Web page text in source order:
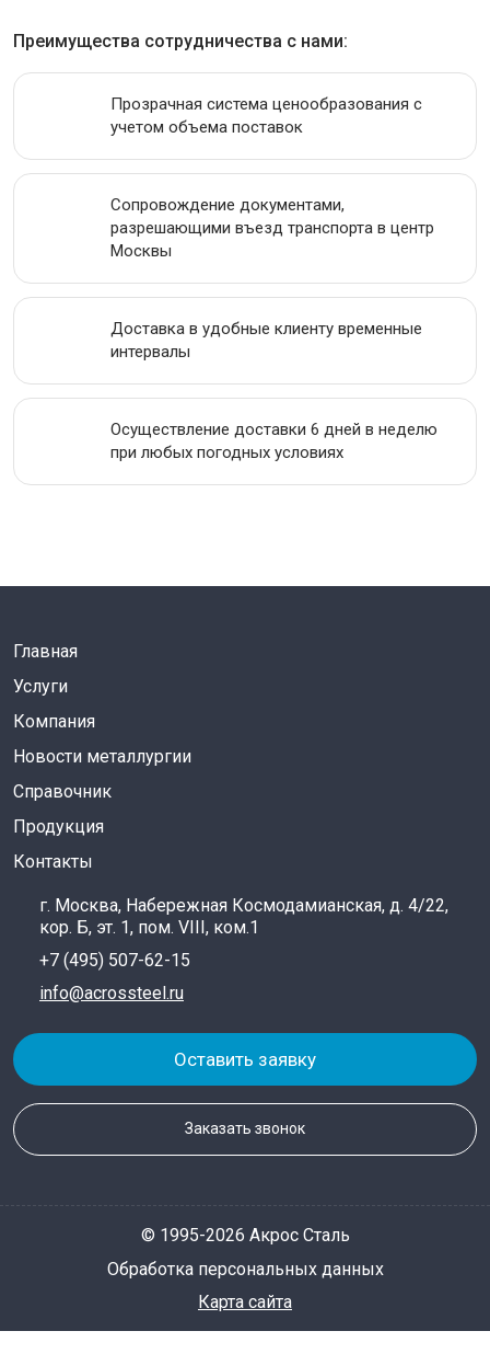
Преимущества сотрудничества с нами:
Прозрачная система ценообразования с
учетом объема поставок
Сопровождение документами,
разрешающими въезд транспорта в центр
Москвы
Доставка в удобные клиенту временные
интервалы
Осуществление доставки 6 дней в неделю
при любых погодных условиях
Главная
Услуги
Компания
Новости металлургии
Справочник
Продукция
Контакты
г. Москва, Набережная Космодамианская, д. 4/22,
кор. Б, эт. 1, пом. VIII, ком.1
+7 (495) 507-62-15
info@acrossteel.ru
Оставить заявку
Заказать звонок
© 1995-2026 Акрос Сталь
Обработка персональных данных
Карта сайта